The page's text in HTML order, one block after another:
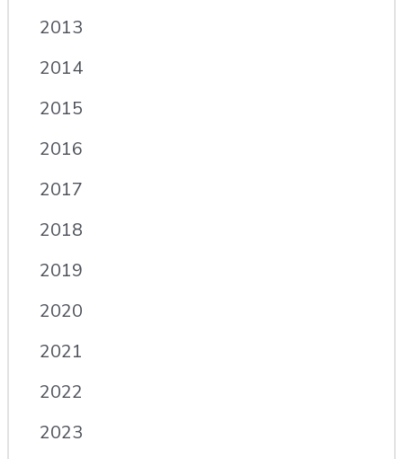
2013
2014
2015
2016
2017
2018
2019
2020
2021
2022
2023